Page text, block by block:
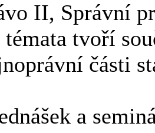
II, Správní
témata tvoří
části
a